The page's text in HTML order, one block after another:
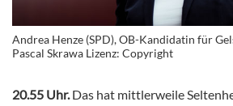
Andrea Henze (SPD), OB-Kandidatin für
Pascal Skrawa Lizenz: Copyright
20.55 Uhr. Das hat mittlerweile